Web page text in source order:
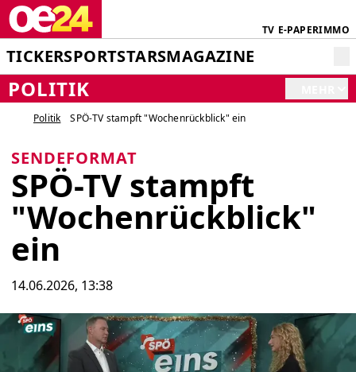
TV E-PAPERIMMO
TICKERSPORTSTARSMAGAZINE
POLITIK
Politik SPÖ-TV stampft "Wochenrückblick" ein
SENDEFORMAT
SPÖ-TV stampft
"Wochenrückblick"
ein
14.06.2026, 13:38